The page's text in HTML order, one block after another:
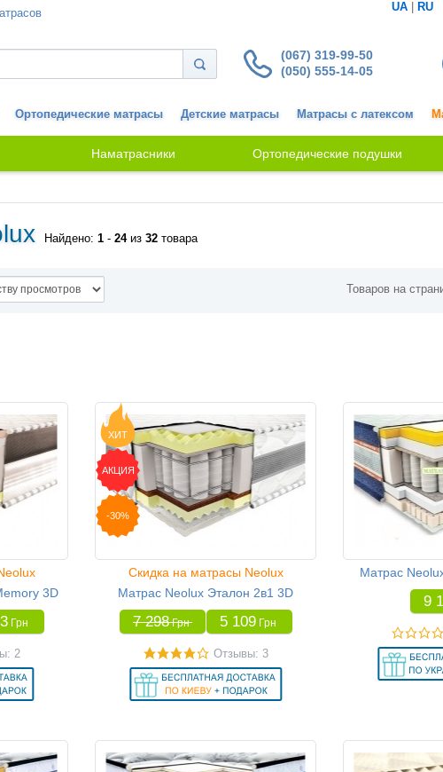
UA RU
(067) 319-99-50
(050) 555-14-05
Ортопедические матрасы Детские матрасы Матрасы с латексом
Наматрасники Ортопедические подушки
Найдено: 1 - 24из 32 товара
Товаров на
3D
Грн
2
ХИТ
АКЦИЯ
-30%
Скидка на матрасы Neolux
Матрас Neolux Эталон 2в1 3D
7 298 Грн 5 109 Грн
Отзывы: 3
Матрас
9